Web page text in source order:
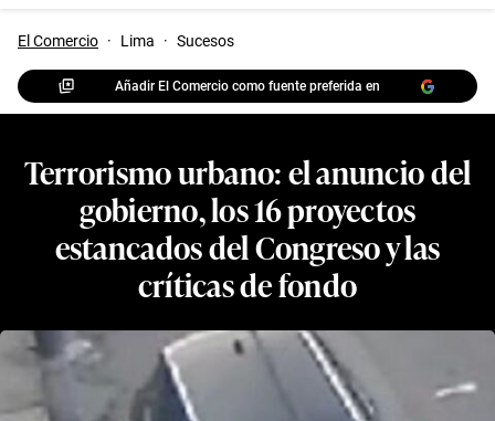
El Comercio · Lima · Sucesos
Añadir El Comercio como fuente preferida en
Terrorismo urbano: el anuncio del
gobierno, los 16 proyectos
estancados del Congreso y las
críticas de fondo